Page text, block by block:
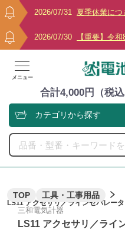
2026/07/31 夏季休業につ
2026/07/30 【重要】令
メニュー
合計4,000円（税
TOP 工具・工事用品
LS11 アクセサリ／ラインセパレー
三和電気計器
LS11 アクセサリ／ライ